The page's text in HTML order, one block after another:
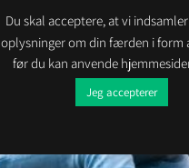
Du skal acceptere, at vi
oplysninger om din færden i form
før du kan anvende
Jeg accepterer